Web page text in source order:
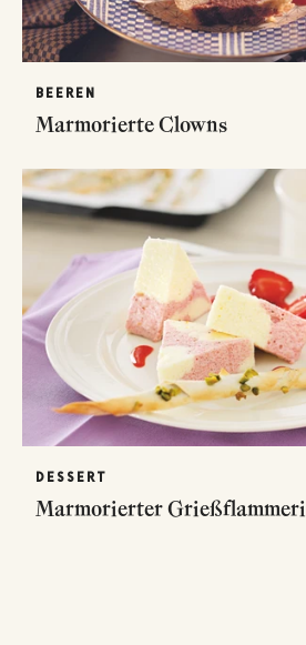
BEEREN
Marmorierte Clowns
DESSERT
Marmorierter Grießflammeri